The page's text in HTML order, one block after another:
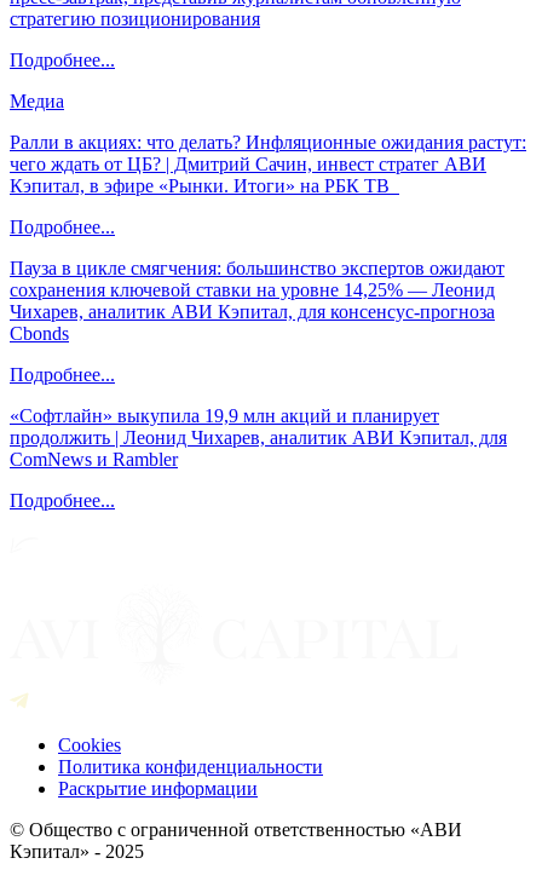
стратегию позиционирования
Подробнее...
Медиа
Ралли в акциях: что делать? Инфляционные ожидания растут:
чего ждать от ЦБ? | Дмитрий Сачин, инвест стратег АВИ
Кэпитал, в эфире «Рынки. Итоги» на РБК ТВ
Подробнее...
Пауза в цикле смягчения: большинство экспертов ожидают
сохранения ключевой ставки на уровне 14,25% — Леонид
Чихарев, аналитик АВИ Кэпитал, для консенсус-прогноза
Cbonds
Подробнее...
«Софтлайн» выкупила 19,9 млн акций и планирует
продолжить | Леонид Чихарев, аналитик АВИ Кэпитал, для
ComNews и Rambler
Подробнее...
Cookies
Политика конфиденциальности
Раскрытие информации
© Общество с ограниченной ответственностью «АВИ
Кэпитал» - 2025